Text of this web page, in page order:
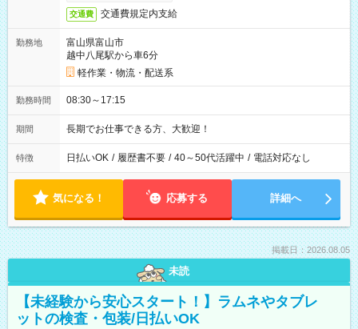
交通費 交通費規定内支給
勤務地
富山県富山市
越中八尾駅から車6分
軽作業・物流・配送系
勤務時間 08:30～17:15
期間 長期でお仕事できる方、大歓迎！
特徴 日払いOK / 履歴書不要 / 40～50代活躍中 / 電話対応なし
気になる！ 応募する 詳細へ
掲載日：2026.08.05
未読
【未経験から安心スタート！】ラムネやタブレ
ットの検査・包装/日払いOK